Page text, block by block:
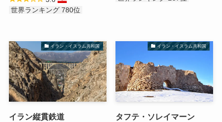
世界ランキング 780位
イラン・イスラム共和国
イラン縦貫鉄道
イラン・イスラム共和国
タフテ・ソレイマーン